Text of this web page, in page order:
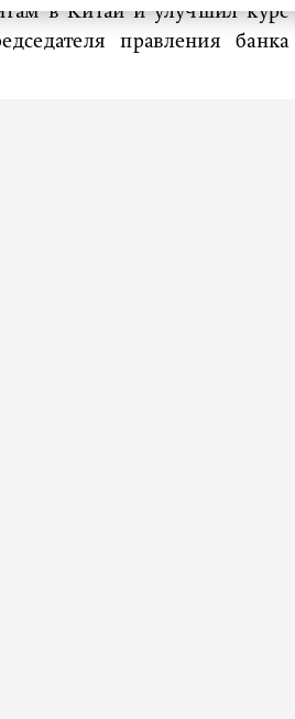
в Китай и улучшил курс
правления банка